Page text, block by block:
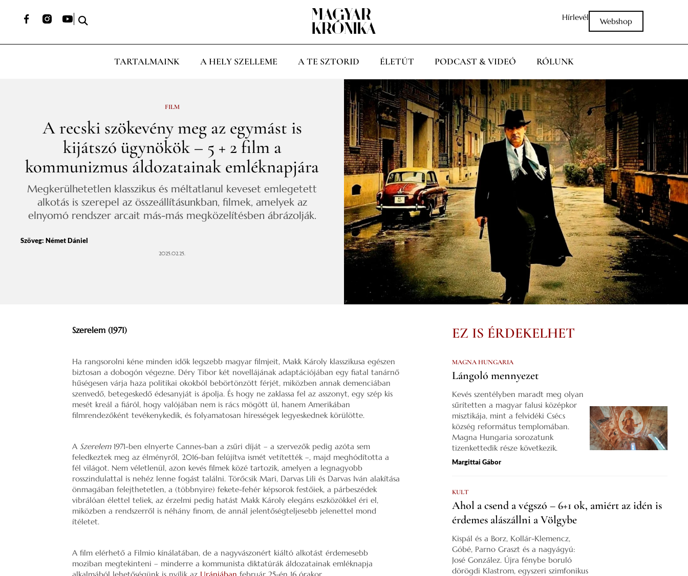
Hírlevél Webshop
TARTALMAINK A HELY SZELLEME A TE SZTORID ÉLETÚT PODCAST & VIDEÓ RÓLUNK
FILM
A recski szökevény meg az egymást is
kijátszó ügynökök – 5 + 2 film a
kommunizmus áldozatainak emléknapjára
Megkerülhetetlen klasszikus és méltatlanul keveset emlegetett
alkotás is szerepel az összeállításunkban, filmek, amelyek az
elnyomó rendszer arcait más-más megközelítésben ábrázolják.
Szöveg: Német Dániel
2025.02.25.
Szerelem (1971)
Ha rangsorolni kéne minden idők legszebb magyar filmjeit, Makk Károly klasszikusa egészen
biztosan a dobogón végezne. Déry Tibor két novellájának adaptációjában egy fiatal tanárnő
hűségesen várja haza politikai okokból bebörtönzött férjét, miközben annak demenciában
szenvedő, betegeskedő édesanyját is ápolja. És hogy ne zaklassa fel az asszonyt, egy szép kis
mesét kreál a fiáról, hogy valójában nem is rács mögött ül, hanem Amerikában
filmrendezőként tevékenykedik, és folyamatosan hírességek legyeskednek körülötte.
A Szerelem1971-ben elnyerte Cannes-ban a zsűri díját – a szervezők pedig azóta sem
feledkeztek meg az élményről, 2016-ban felújítva ismét vetítették –, majd meghódította a
fél világot. Nem véletlenül, azon kevés filmek közé tartozik, amelyen a legnagyobb
rosszindulattal is nehéz lenne fogást találni. Törőcsik Mari, Darvas Lili és Darvas Iván alakítása
önmagában felejthetetlen, a (többnyire) fekete-fehér képsorok festőiek, a párbeszédek
vibrálóan élettel teliek, az érzelmi pedig hatást Makk Károly elegáns eszközökkel éri el,
miközben a rendszerről is néhány finom, de annál jelentőségteljesebb jelenettel mond
ítéletet.
A film elérhető a Filmio kínálatában, de a nagyvászonért kiáltó alkotást érdemesebb
moziban megtekinteni – minderre a kommunista diktatúrák áldozatainak emléknapja
EZ IS ÉRDEKELHET
MAGNA HUNGARIA
Lángoló mennyezet
Kevés szentélyben maradt meg olyan
sűrítetten a magyar falusi középkor
misztikája, mint a felvidéki Csécs
község református templomában.
Magna Hungaria sorozatunk
tizenkettedik része következik.
Margittai Gábor
KULT
Ahol a csend a végszó – 6+1 ok, amiért az idén is
érdemes alászállni a Völgybe
Kispál és a Borz, Kollár-Klemencz,
Góbé, Parno Graszt és a nagyágyú:
José González. Újra fénybe boruló
dörögdi Klastrom, egyszeri szimfonikus